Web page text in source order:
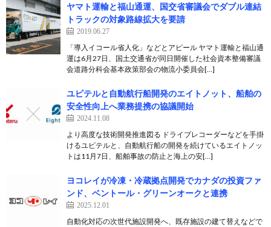
ヤマト運輸と福山通運、国交省審議会でダブル連結
トラックの対象路線拡大を要請
2019.06.27
「導入イコール省人化」などとアピール ヤマト運輸と福山通
運は6月27日、国土交通省が同日開催した社会資本整備審議
会道路分科会基本政策部会の物流小委員会[…]
ユピテルと自動航行船開発のエイトノット、船舶の
安全性向上へ業務提携の協議開始
2024.11.08
より高度な技術開発推進図る ドライブレコーダーなどを手掛
けるユピテルと、自動航行船の開発を続けているエイトノッ
トは11月7日、船舶事故の防止と海上の安[…]
ヨコレイが冷凍・冷蔵拠点開発でカナダの投資ファ
ンド、ベントール・グリーンオークと連携
2025.12.01
自動化対応の次世代施設開発へ、既存施設の建て替えなどで